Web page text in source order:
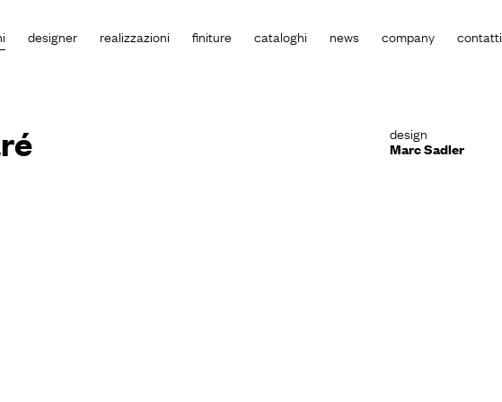
designer realizzazioni finiture cataloghi news company contatti
design
Marc Sadler